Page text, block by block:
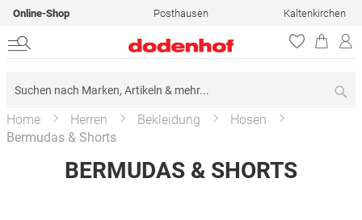
Online-Shop Posthausen Kaltenkirchen
Home Herren Bekleidung
Hosen
Bermudas & Shorts
BERMUDAS & SHORTS